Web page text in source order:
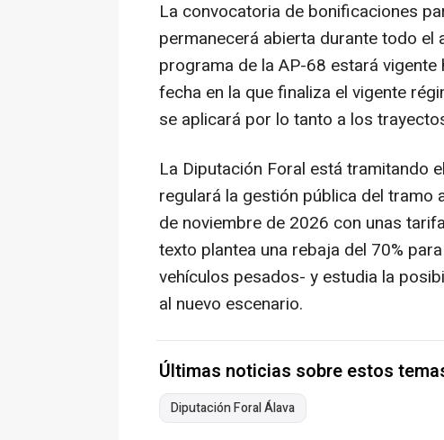
La convocatoria de bonificaciones
permanecerá abierta durante todo el
programa de la AP-68 estará
fecha en la que finaliza el vigente
se aplicará por lo tanto a los
La Diputación Foral está tramitando
regulará la gestión pública del tramo
de noviembre de 2026 con unas
texto plantea una rebaja del 70%
vehículos pesados- y estudia la
al nuevo escenario.
Últimas noticias sobre estos
Diputación Foral Álava